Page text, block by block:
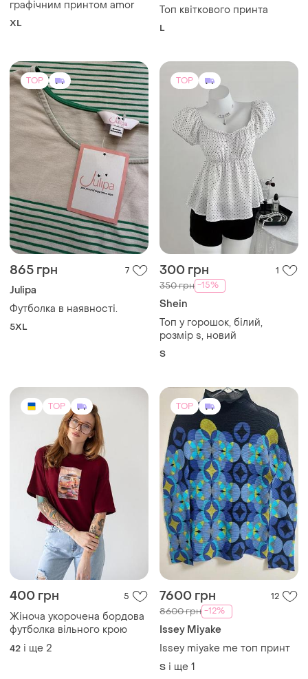
графічним принтом amor
XL
Топ квіткового принта
L
TOP
865 грн 7
Julipa
Футболка в наявності.
5XL
TOP
300 грн 1
350 грн -15%
Shein
Топ у горошок, білий,
розмір s, новий
S
TOP
400 грн 5
Жіноча укорочена бордова
футболка вільного крою
42 і ще 2
TOP
7600 грн 12
8600 грн -12%
Issey Miyake
Issey miyake me топ принт
S і ще 1